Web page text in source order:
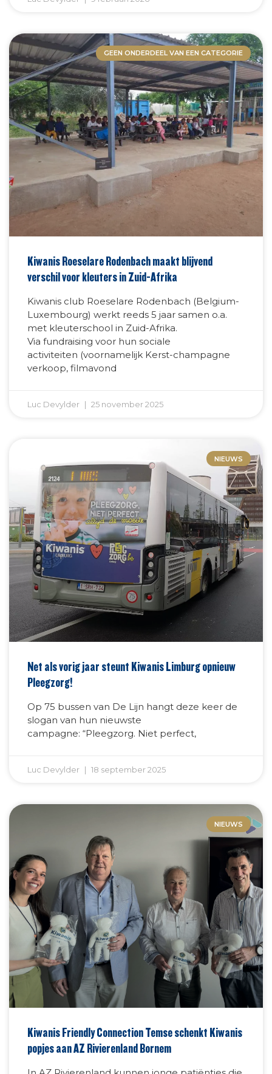
GEEN ONDERDEEL VAN EEN CATEGORIE
Kiwanis Roeselare Rodenbach maakt blijvend
verschil voor kleuters in Zuid-Afrika
Kiwanis club Roeselare Rodenbach (Belgium-
Luxembourg) werkt reeds 5 jaar samen o.a.
met kleuterschool in Zuid-Afrika.
Via fundraising voor hun sociale
activiteiten (voornamelijk Kerst-champagne
verkoop, filmavond
Luc Devylder 25 november 2025
NIEUWS
Net als vorig jaar steunt Kiwanis Limburg opnieuw
Pleegzorg!
Op 75 bussen van De Lijn hangt deze keer de
slogan van hun nieuwste
campagne: “Pleegzorg. Niet perfect,
Luc Devylder 18 september 2025
NIEUWS
Kiwanis Friendly Connection Temse schenkt Kiwanis
popjes aan AZ Rivierenland Bornem